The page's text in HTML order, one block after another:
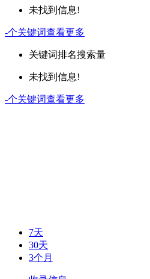
未找到信息!
-个关键词查看更多
关键词排名搜索量
未找到信息!
-个关键词查看更多
7天
30天
3个月